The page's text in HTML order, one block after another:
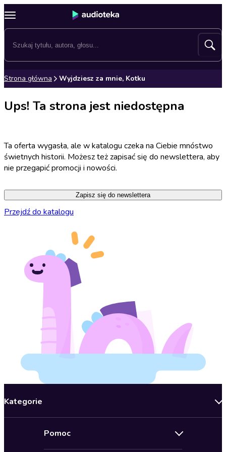
Strona główna Wyjdziesz za mnie, Kotku
Ups! Ta strona jest niedostępna
Ta oferta wygasła, ale w katalogu czeka na Ciebie mnóstwo
świetnych historii. Możesz też zapisać się do newslettera, aby
nie przegapić promocji i nowości.
Zapisz się do newslettera
Przejdź do katalogu
Kategorie
Pomoc